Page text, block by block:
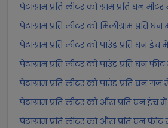
पेटाग्राम प्रति लीटर को ग्राम प्रति घन
पेटाग्राम प्रति लीटर को मिलीग्राम प्रति
पेटाग्राम प्रति लीटर को पाउंड प्रति घन
पेटाग्राम प्रति लीटर को पाउंड प्रति घन
पेटाग्राम प्रति लीटर को पाउंड प्रति घन
पेटाग्राम प्रति लीटर को औंस प्रति घन इंच
पेटाग्राम प्रति लीटर को औंस प्रति घन